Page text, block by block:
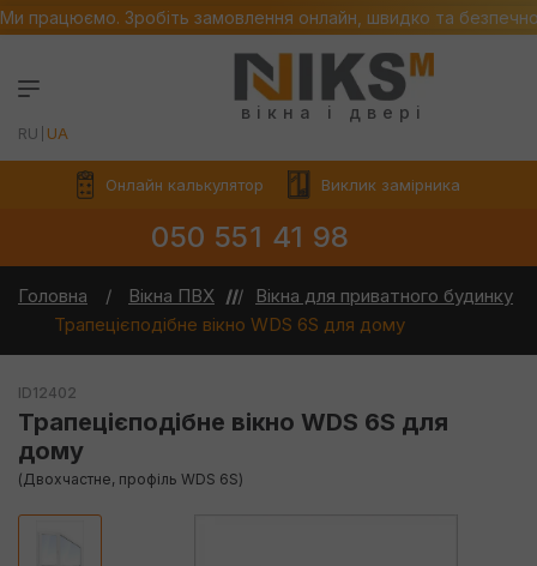
Ми працюємо. Зробіть замовлення онлайн, швидко та
вікна і двері
RU UA
Онлайн калькулятор Виклик замірника
050 551 41 98
Головна Вікна ПВХ
Вікна для приватного будинку
Трапецієподібне вікно WDS 6S для дому
ID12402
Трапецієподібне вікно WDS 6S для
дому
(Двохчастне, профіль WDS 6S)